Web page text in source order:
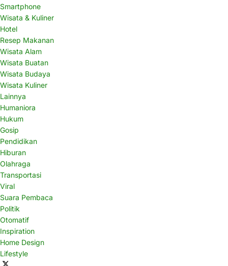
Smartphone
Wisata & Kuliner
Hotel
Resep Makanan
Wisata Alam
Wisata Buatan
Wisata Budaya
Wisata Kuliner
Lainnya
Humaniora
Hukum
Gosip
Pendidikan
Hiburan
Olahraga
Transportasi
Viral
Suara Pembaca
Politik
Otomatif
Inspiration
Home Design
Lifestyle